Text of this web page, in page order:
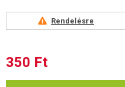
Rendelésre
350 Ft